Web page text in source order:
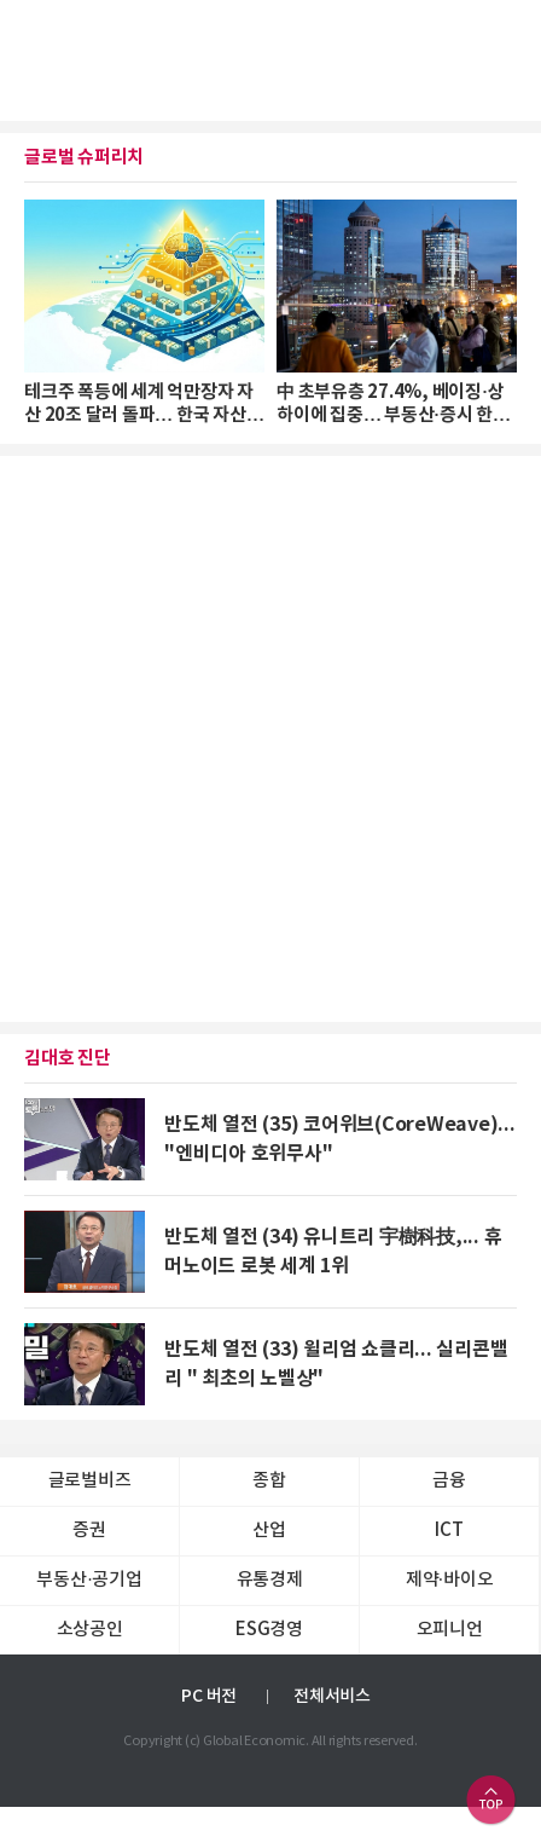
글로벌 슈퍼리치
테크주 폭등에 세계 억만장자 자
산 20조 달러 돌파… 한국 자산
中 초부유층 27.4%, 베이징·상
하이에 집중… 부동산·증시 한파
김대호 진단
반도체 열전 (35) 코어위브(CoreWeave)...
"엔비디아 호위무사"
반도체 열전 (34) 유니트리 宇樹科技,... 휴
머노이드 로봇 세계 1위
반도체 열전 (33) 윌리엄 쇼클리... 실리콘밸
리 " 최초의 노벨상"
글로벌비즈 종합 금융
증권 산업 ICT
부동산·공기업 유통경제 제약∙바이오
소상공인 ESG경영 오피니언
PC 버전 전체서비스
Copyright (c) Global Economic. All rights reserved.